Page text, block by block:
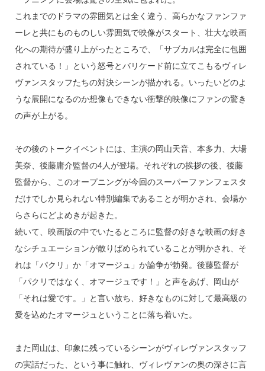
これまでのドラマの雰囲気とは全く違う、高らかなファンファ
ーレと共にものものしい雰囲気で映像がスタート、壮大な映画
化への期待が盛り上がったところで、「サブカルは完全に包囲
されている！」という怒号とバリケード前に立てこもるヴィレ
ヴァンスタッフたちの対決シーンが描かれる。いったいどのよ
うな展開になるのか想像もできない衝撃的映像にファンの驚き
の声が上がる。
その後のトークイベントには、主演の岡山天音、本多力、大場
美奈、後藤庸介監督の4人が登場。それぞれの挨拶の後、後藤
監督から、このオープニングが今回のスーパーファンフェスタ
だけでしか見られない特別編集であることが明かされ、会場か
らさらにどよめきが起きた。
続いて、映画版の中でいたるところに監督の好きな映画の好き
なシチュエーションが散りばめられていることが明かされ、そ
れは「パクリ」か「オマージュ」か論争が勃発。後藤監督が
「パクリではなく、オマージュです！」と声をあげ、岡山が
「それは愛です。」と言い放ち、好きなものに対して最高級の
愛を込めたオマージュということに落ち着いた。
また岡山は、印象に残っているシーンがヴィレヴァンスタッフ
の実話だった、という事に触れ、ヴィレヴァンの奥の深さに言